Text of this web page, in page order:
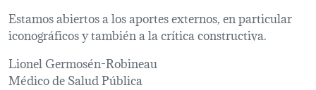
Estamos abiertos a los aportes externos, en particular
iconográficos y también a la crítica constructiva.
Lionel Germosén-Robineau
Médico de Salud Pública